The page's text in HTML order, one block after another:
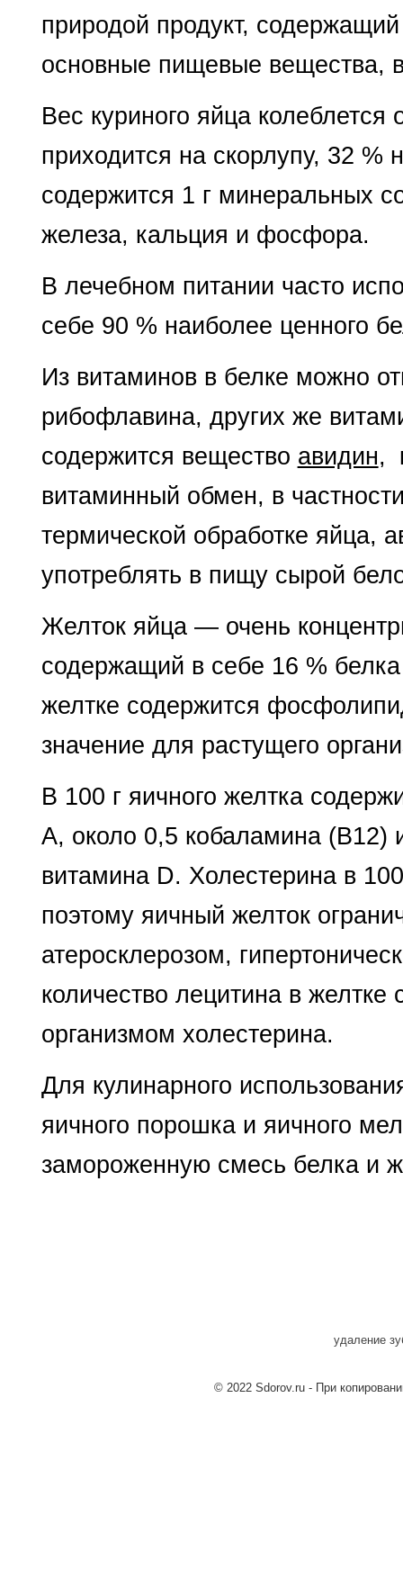
природой продукт,
основные пищевые вещества,
Вес куриного яйца
приходится на скорлупу, 32
содержится 1 г минеральных
железа, кальция и фосфора.
В лечебном питании часто
себе 90 % наиболее ценного
Из витаминов в белке можно
рибофлавина, других же
содержится вещество авидин,
витаминный обмен, в
термической обработке яйца,
употреблять в пищу сырой
Желток яйца — очень
содержащий в себе 16 %
желтке содержится
значение для растущего
В 100 г яичного желтка
А, около 0,5 кобаламина (В12)
витамина D. Холестерина в
поэтому яичный желток
атеросклерозом,
количество лецитина в
организмом холестерина.
Для кулинарного
яичного порошка и яичного
замороженную смесь белка и
удаление
© 2022 Sdorov.ru - При